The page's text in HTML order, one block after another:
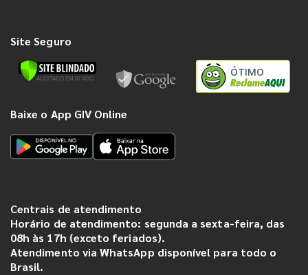
Site Seguro
ÓTIMO
Baixe o App GIV Online
Centrais de atendimento
Horário de atendimento: segunda a sexta-feira, das
08h às 17h (exceto feriados).
Atendimento via WhatsApp disponível para todo o
Brasil.